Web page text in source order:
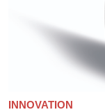
INNOVATION